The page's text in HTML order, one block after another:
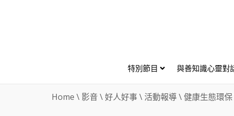
特別節目 與善知識心靈對
Home \ 影音 \好人好事\ 活動報導\健康生態環保